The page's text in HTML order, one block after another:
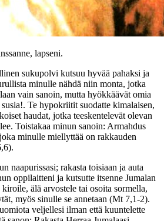
lapseni.
sukupolvi kutsuu hyvää pahaksi ja
minulle nähdä niin monta, jotka
vain sanoin, mutta hyökkäävät omia
Te hypokriitit suodatte kimalaisen,
haudat, jotka teeskentelevät olevan
Toistakaa minun sanoin: Armahdus
minulle miellyttää on rakkauden
naapurissasi; rakasta toisiaan ja auta
oppilaitteni ja kutsutte itsenne Jumalan
älä arvostele tai osoita sormella,
myös sinulle se annetaan (Mt 7,1-2).
veljellesi ilman että kuuntelette